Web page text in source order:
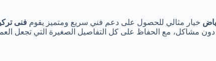
خيار مثالي للحصول على دعم فني سريع ومتميز يقوم فنى
مشاكل، مع الحفاظ على كل التفاصيل الصغيرة التي تجعل